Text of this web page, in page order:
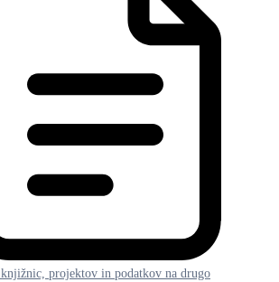
projektov in podatkov na drugo